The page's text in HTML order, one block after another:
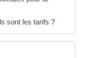
sont les tarifs ?